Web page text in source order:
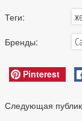
Теги:
Бренды:
Pinterest
Следующая